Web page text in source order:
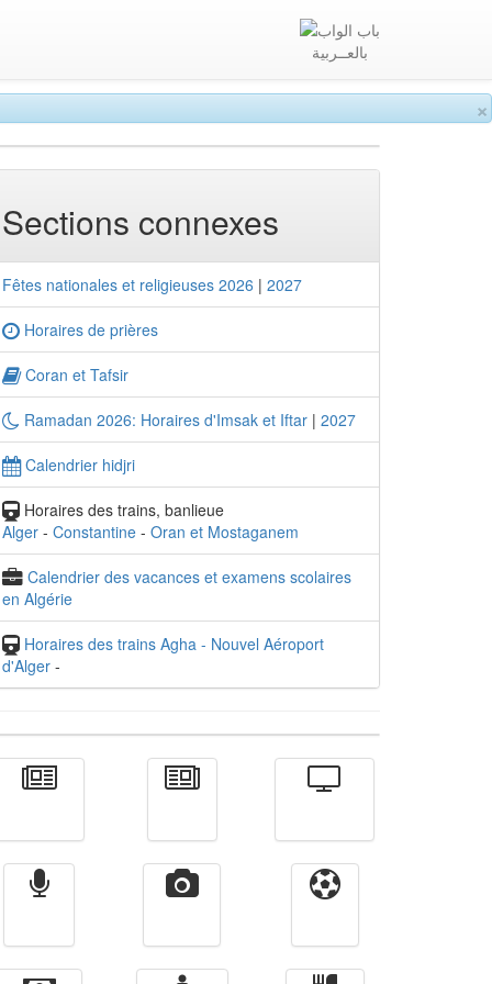
×
بالعــربية
Sections connexes
Fêtes nationales et religieuses 2026 | 2027
Horaires de prières
Coran et Tafsir
Ramadan 2026: Horaires d'Imsak et Iftar | 2027
Calendrier hidjri
Horaires des trains, banlieue
Alger - Constantine - Oran et Mostaganem
Calendrier des vacances et examens scolaires
en Algérie
Horaires des trains Agha - Nouvel Aéroport
d'Alger -